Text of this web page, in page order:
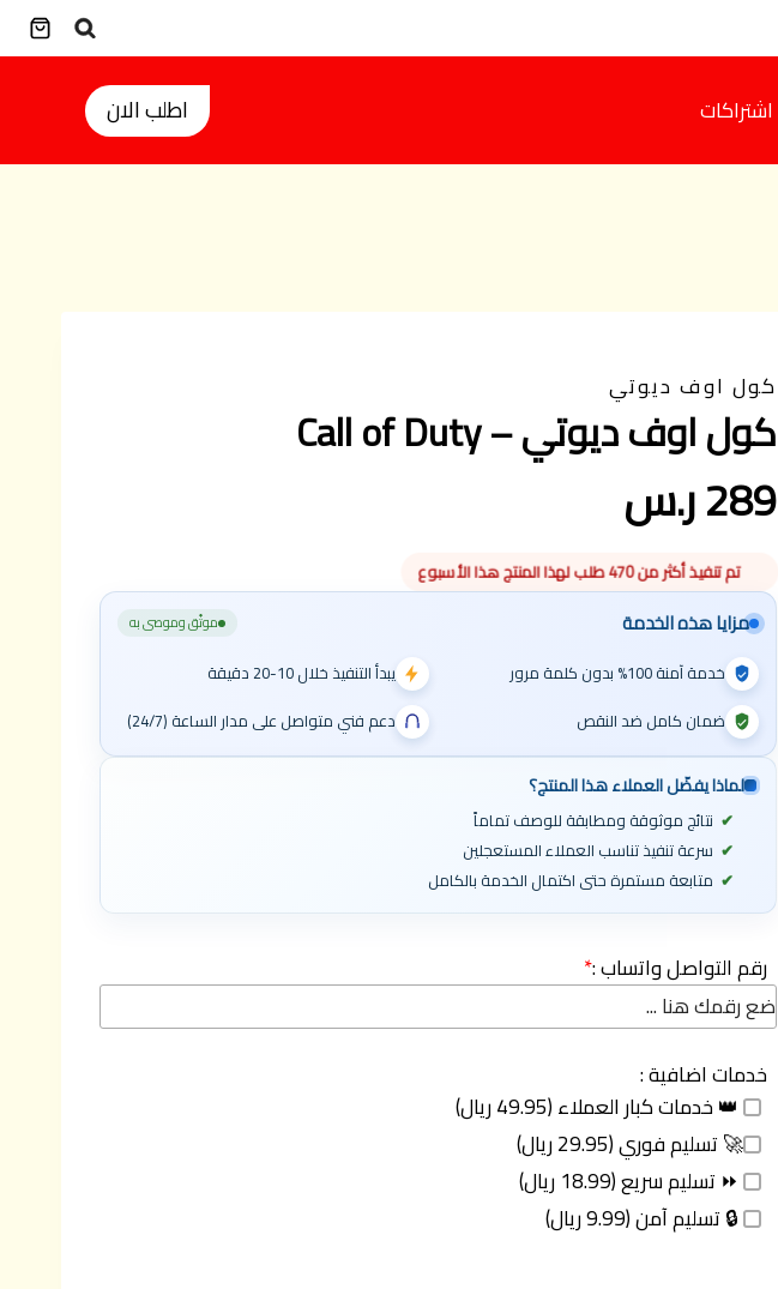
اشتراكات اطلب الان
كول اوف ديوتي
كول اوف ديوتي – Call of Duty
289 ر.س
تم تنفيذ أكثر من 470 طلب لهذا المنتج هذا الأسبوع
مزايا هذه الخدمة موثّق وموصى به
خدمة آمنة 100% بدون كلمة مرور
يبدأ التنفيذ خلال 10-20 دقيقة
ضمان كامل ضد النقص
دعم فني متواصل على مدار الساعة (24/7)
لماذا يفضّل العملاء هذا المنتج؟
نتائج موثوقة ومطابقة للوصف تماماً
سرعة تنفيذ تناسب العملاء المستعجلين
متابعة مستمرة حتى اكتمال الخدمة بالكامل
رقم التواصل واتساب :*
خدمات اضافية :
👑 خدمات كبار العملاء (49.95 ريال)
🚀 تسليم فوري (29.95 ريال)
⏩ تسليم سريع (18.99 ريال)
🔒 تسليم آمن (9.99 ريال)